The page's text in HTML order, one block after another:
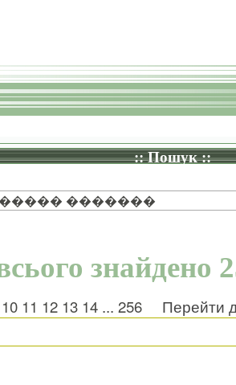
:: Пошук ::
�������
знайдено
10 11 12 13 14... 256 Перейти